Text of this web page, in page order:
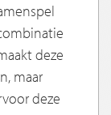
deze
maar
deze